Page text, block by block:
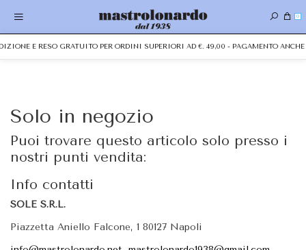
0
E RESO GRATUITO PER ORDINI SUPERIORI AD €. 49,00 - PAGAMENTO ANCHE
Solo in negozio
Puoi trovare questo articolo solo presso i
nostri punti vendita:
Info contatti
SOLE S.R.L.
Piazzetta Aniello Falcone, 1 80127 Napoli